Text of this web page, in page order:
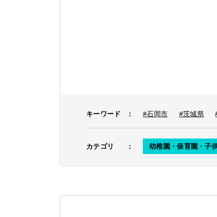
キーワード ： #石岡市 #茨城県
カテゴリ ： 幼稚園・保育園・子